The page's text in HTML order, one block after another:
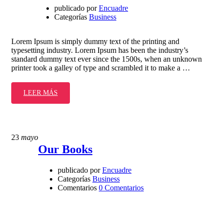
publicado por Encuadre
Categorías Business
Lorem Ipsum is simply dummy text of the printing and
typesetting industry. Lorem Ipsum has been the industry’s
standard dummy text ever since the 1500s, when an unknown
printer took a galley of type and scrambled it to make a …
LEER MÁS
23 mayo
Our Books
publicado por Encuadre
Categorías Business
Comentarios 0 Comentarios